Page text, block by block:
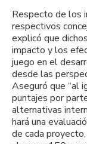
Respecto de los
respectivos
explicó que
impacto y los
juego en el
desde las
Aseguró que “al
puntajes por
alternativas
hará una
de cada